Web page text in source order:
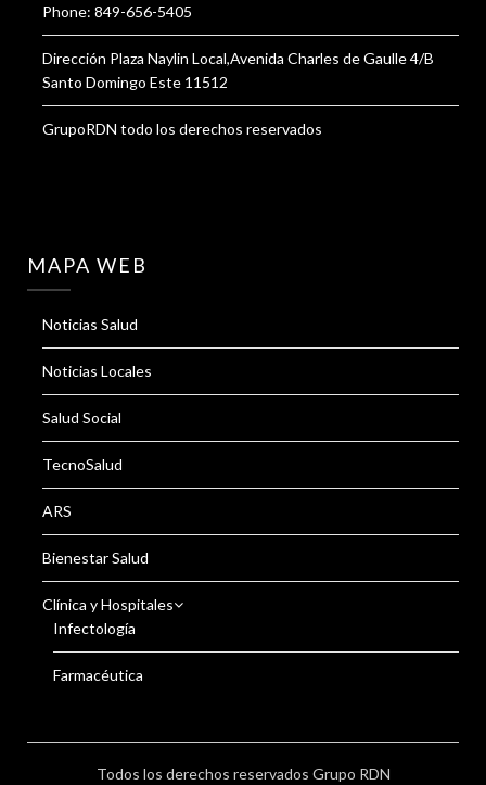
Phone: 849-656-5405
Dirección Plaza Naylin Local,Avenida Charles de Gaulle 4/B
Santo Domingo Este 11512
GrupoRDN todo los derechos reservados
MAPA WEB
Noticias Salud
Noticias Locales
Salud Social
TecnoSalud
ARS
Bienestar Salud
Clínica y Hospitales
Infectología
Farmacéutica
Todos los derechos reservados Grupo RDN